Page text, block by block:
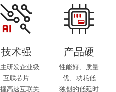
技术强
研发企业级
互联芯片
高速互联关
产品硬
性能好、质量
优、功耗低
独创的低延时